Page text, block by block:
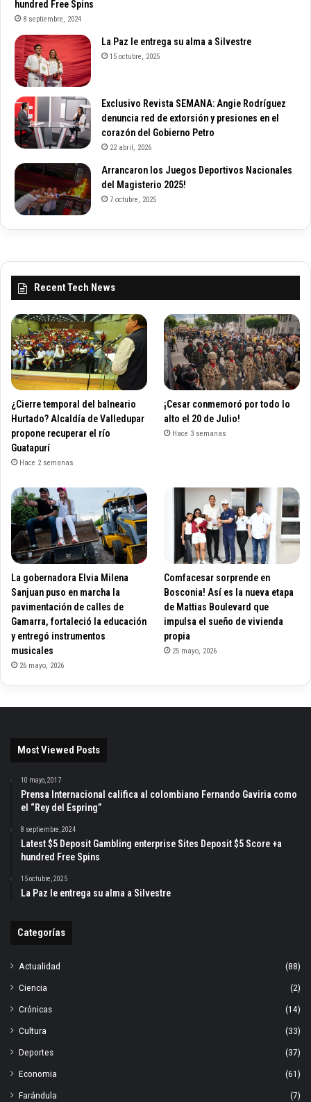
hundred Free Spins
8 septiembre, 2024
La Paz le entrega su alma a Silvestre
15 octubre, 2025
Exclusivo Revista SEMANA: Angie Rodríguez
denuncia red de extorsión y presiones en el
corazón del Gobierno Petro
22 abril, 2026
Arrancaron los Juegos Deportivos Nacionales
del Magisterio 2025!
7 octubre, 2025
Recent Tech News
¿Cierre temporal del balneario
Hurtado? Alcaldía de Valledupar
propone recuperar el río
Guatapurí
Hace 2 semanas
¡Cesar conmemoró por todo lo
alto el 20 de Julio!
Hace 3 semanas
La gobernadora Elvia Milena
Sanjuan puso en marcha la
pavimentación de calles de
Gamarra, fortaleció la educación
y entregó instrumentos
musicales
26 mayo, 2026
Comfacesar sorprende en
Bosconia! Así es la nueva etapa
de Mattias Boulevard que
impulsa el sueño de vivienda
propia
25 mayo, 2026
Most Viewed Posts
10 mayo, 2017
Prensa Internacional califica al colombiano Fernando Gaviria como
el “Rey del Espring”
8 septiembre, 2024
Latest $5 Deposit Gambling enterprise Sites Deposit $5 Score +a
hundred Free Spins
15 octubre, 2025
La Paz le entrega su alma a Silvestre
Categorías
Actualidad
(88)
Ciencia
(2)
Crónicas
(14)
Cultura
(33)
Deportes
(37)
Economia
(61)
Farándula
(7)